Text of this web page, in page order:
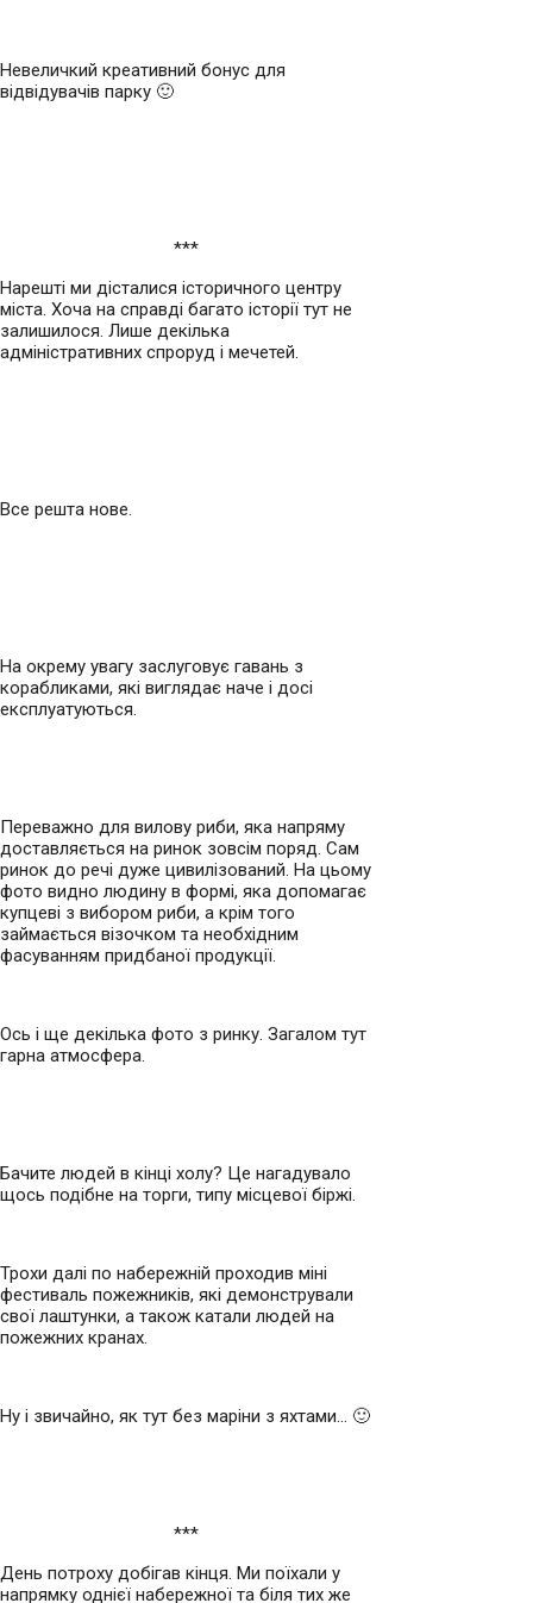
Невеличкий креативний бонус для
відвідувачів парку 🙂
***
Нарешті ми дісталися історичного центру
міста. Хоча на справді багато історії тут не
залишилося. Лише декілька
адміністративних спроруд і мечетей.
Все решта нове.
На окрему увагу заслуговує гавань з
корабликами, які виглядає наче і досі
експлуатуються.
Переважно для вилову риби, яка напряму
доставляється на ринок зовсім поряд. Сам
ринок до речі дуже цивилізований. На цьому
фото видно людину в формі, яка допомагає
купцеві з вибором риби, а крім того
займається візочком та необхідним
фасуванням придбаної продукції.
Ось і ще декілька фото з ринку. Загалом тут
гарна атмосфера.
Бачите людей в кінці холу? Це нагадувало
щось подібне на торги, типу місцевої біржі.
Трохи далі по набережній проходив міні
фестиваль пожежників, які демонстрували
свої лаштунки, а також катали людей на
пожежних кранах.
Ну і звичайно, як тут без маріни з яхтами… 🙂
***
День потроху добігав кінця. Ми поїхали у
напрямку однієї набережної та біля тих же